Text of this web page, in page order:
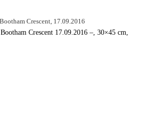
Crescent 17.09.2016 –, 30×45 cm,